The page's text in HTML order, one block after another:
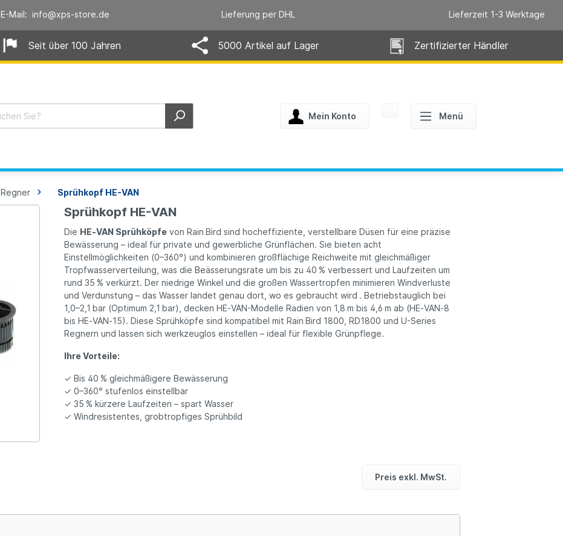
E-Mail: info@xps-store.de Lieferung per DHL Lieferzeit 1-3 Werktage
Seit über 100 Jahren 5000 Artikel auf Lager Zertifizierter Händler
Mein Konto Menü
Regner Sprühkopf HE-VAN
Sprühkopf HE-VAN
Die HE‑VAN Sprühköpfe von Rain Bird sind hocheffiziente, verstellbare Düsen für eine präzise
Bewässerung – ideal für private und gewerbliche Grünflächen. Sie bieten acht
Einstellmöglichkeiten (0–360°) und kombinieren großflächige Reichweite mit gleichmäßiger
Tropfwasserverteilung, was die Beässerungsrate um bis zu 40 % verbessert und Laufzeiten um
rund 35 % verkürzt. Der niedrige Winkel und die großen Wassertropfen minimieren Windverluste
und Verdunstung – das Wasser landet genau dort, wo es gebraucht wird . Betriebstauglich bei
1,0–2,1 bar (Optimum 2,1 bar), decken HE‑VAN-Modelle Radien von 1,8 m bis 4,6 m ab (HE‑VAN‑8
bis HE‑VAN‑15). Diese Sprühköpfe sind kompatibel mit Rain Bird 1800, RD1800 und U-Series
Regnern und lassen sich werkzeuglos einstellen – ideal für flexible Grünpflege.
Ihre Vorteile:
✓ Bis 40 % gleichmäßigere Bewässerung
✓ 0–360° stufenlos einstellbar
✓ 35 % kürzere Laufzeiten – spart Wasser
✓ Windresistentes, grobtropfiges Sprühbild
Preis exkl. MwSt.